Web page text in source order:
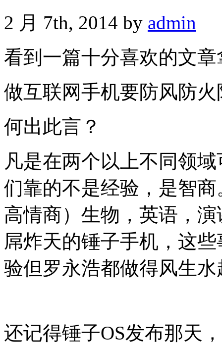
2 月 7th, 2014 by admin
看到一篇十分喜欢的文
做互联网手机要防风防
何出此言？
凡是在两个以上不同领
们靠的不是经验，是智
高情商）生物，英语，
屌炸天的锤子手机，这
验但罗永浩都做得风生
还记得锤子OS发布那天